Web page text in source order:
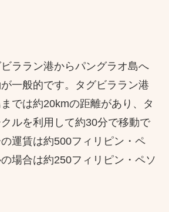
ララン港からパングラオ島へ
一般的です。​タグビララン港
では約20kmの距離があり、タ
ルを利用して約30分で移動で
運賃は約500フィリピン・ペ
場合は約250フィリピン・ペソ